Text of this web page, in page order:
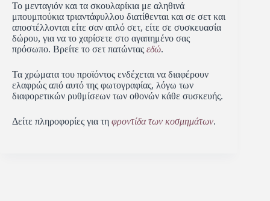
Το μενταγιόν και τα σκουλαρίκια με αληθινά
μπουμπούκια τριαντάφυλλου διατίθενται και σε σετ και
αποστέλλονται είτε σαν απλό σετ, είτε σε συσκευασία
δώρου, για να το χαρίσετε στο αγαπημένο σας
πρόσωπο. Βρείτε το σετ πατώντας εδώ.
Τα χρώματα του προϊόντος ενδέχεται να διαφέρουν
ελαφρώς από αυτό της φωτογραφίας, λόγω των
διαφορετικών ρυθμίσεων των οθονών κάθε συσκευής.
Δείτε πληροφορίες για τη φροντίδα των κοσμημάτων.